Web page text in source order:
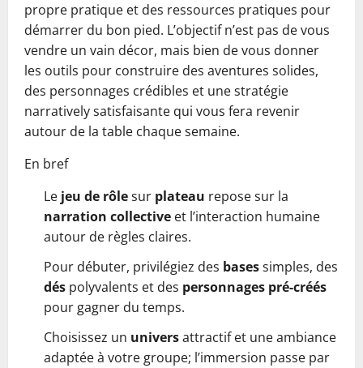
propre pratique et des ressources pratiques pour
démarrer du bon pied. L’objectif n’est pas de vous
vendre un vain décor, mais bien de vous donner
les outils pour construire des aventures solides,
des personnages crédibles et une stratégie
narratively satisfaisante qui vous fera revenir
autour de la table chaque semaine.
En bref
Le jeu de rôlesur plateau repose sur la
narration collective et l’interaction humaine
autour de règles claires.
Pour débuter, privilégiez des basessimples, des
dés polyvalents et des personnages pré-créés
pour gagner du temps.
Choisissez un universattractif et une ambiance
adaptée à votre groupe; l’immersion passe par